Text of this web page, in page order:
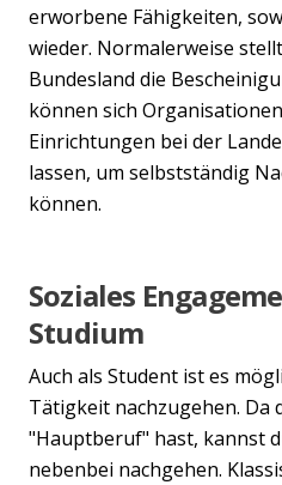
erworbene Fähigkeiten,
wieder. Normalerweise
Bundesland die
können sich
Einrichtungen bei der
lassen, um selbstständig
können.
Soziales
Studium
Auch als Student ist es
Tätigkeit nachzugehen. Da
"Hauptberuf" hast, kannst
nebenbei nachgehen.